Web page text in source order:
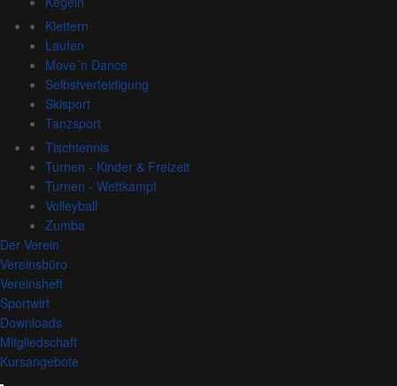
Klettern
Laufen
Move´n Dance
Selbstverteidigung
Skisport
Tanzsport
Tischtennis
Turnen - Kinder & Freizeit
Turnen - Wettkampf
Volleyball
Zumba
Der Verein
Vereinsbüro
Vereinsheft
Sportwirt
Downloads
Mitgliedschaft
Kursangebote